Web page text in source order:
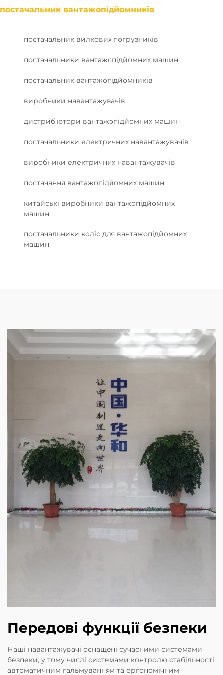
постачальник вантажопідйомників
постачальник вилкових погрузників
постачальники вантажопідйомних машин
постачальник вантажопідйомників
виробники навантажувачів
дистриб'ютори вантажопідйомних машин
постачальники електричних навантажувачів
виробники електричних навантажувачів
постачання вантажопідйомних машин
китайські виробники вантажопідйомних
машин
постачальники коліс для вантажопідйомних
машин
Передові функції безпеки
Наші навантажувачі оснащені сучасними системами
безпеки, у тому числі системами контролю стабільності,
автоматичним гальмуванням та ергономічним